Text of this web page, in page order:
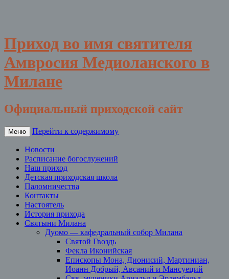
Приход во имя святителя
Амвросия Медиоланского в
Милане
Официальный приходской сайт
Меню Перейти к содержимому
Новости
Расписание богослужений
Наш приход
Детская приходская школа
Паломничества
Контакты
Настоятель
История прихода
Святыни Милана
Дуомо — кафедральный собор Милана
Святой Гвоздь
Фекла Иконийская
Епископы Мона, Дионисий, Мартиниан,
Иоанн Добрый, Авсаний и Мансуеций